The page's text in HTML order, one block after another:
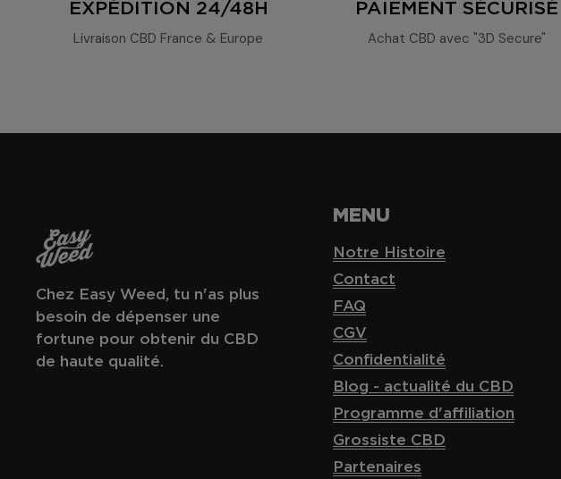
EXPÉDITION 24/48H
Livraison CBD France & Europe
PAIEMENT SÉCURISÉ
Achat CBD avec "3D Secure"
Chez Easy Weed, tu n'as plus
besoin de dépenser une
fortune pour obtenir du CBD
de haute qualité.
MENU
Notre Histoire
Contact
FAQ
CGV
Confidentialité
Blog - actualité du CBD
Programme d'affiliation
Grossiste CBD
Partenaires